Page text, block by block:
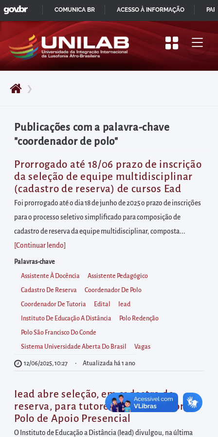
Pular
para
início
do
principal
Acessar
diretamente
o
menu
principal
Acessar
diretamente
à
área
para
realizar
buscas
internas
Acessar
diretamente
as
informações
postas
rodapé
❯
Publicações com a palavra-chave
"coordenador de polo"
Prorrogado até 18/06 prazo de inscrição
da seleção de equipe multidisciplinar
(cadastro de reserva) de cursos Ead
Foi prorrogado até o dia 18 de junho de 2025 o prazo de inscrições
para o processo seletivo simplificado para composição de
cadastro de reserva da equipe multidisciplinar, composta...
[Continuar lendo
Palavras-chave
Assistente À Docência Assistente Pedagógico
Cadastro De Reserva Coordenador De Polo
Coordenador De Tutoria Edital Iead
Instituto De Educação A Distância Polo Redenção
Polo São Francisco Do Conde
Sistema Universidade Aberta Do Brasil Vagas
12/06/2025, 10:27 Atualizada há 1 ano
Iead abre seleção, em cadastro de
reserva, para tutores e coordenador de
Polo de Apoio Presencial
O Instituto de Educação a Distância (Iead) divulgou, na última
IR
PARA
CONTEÚDO
GOVBR
COMUNICA BR ACESSO À INFORMAÇÃO